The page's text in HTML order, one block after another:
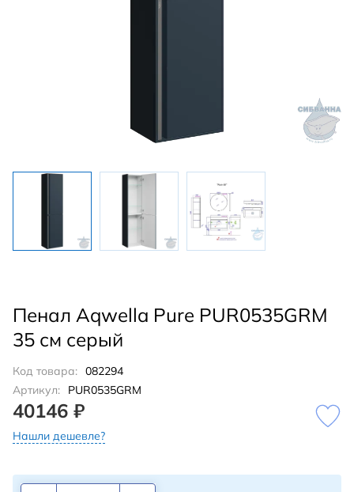
Пенал Aqwella Pure PUR0535GRM
35 см серый
Код товара: 082294
Артикул:
PUR0535GRM
40146 ₽
Нашли дешевле?